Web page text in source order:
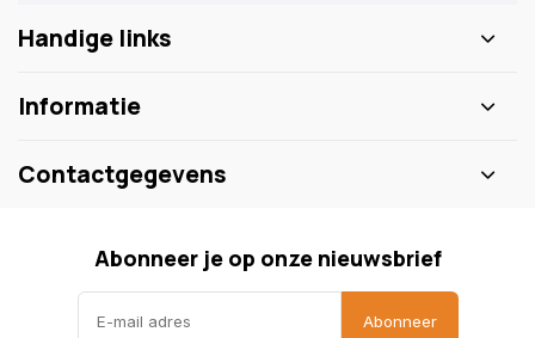
Handige links
Informatie
Contactgegevens
Abonneer je op onze nieuwsbrief
Abonneer